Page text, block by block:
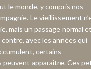
le monde, y compris nos
Le vieillissement
mais un passage normal et
avec les années qui
certains
peuvent apparaître. Ces